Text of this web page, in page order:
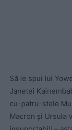
Să le spui lui
Janetei
cu-patru-stele
Macron și Ursula